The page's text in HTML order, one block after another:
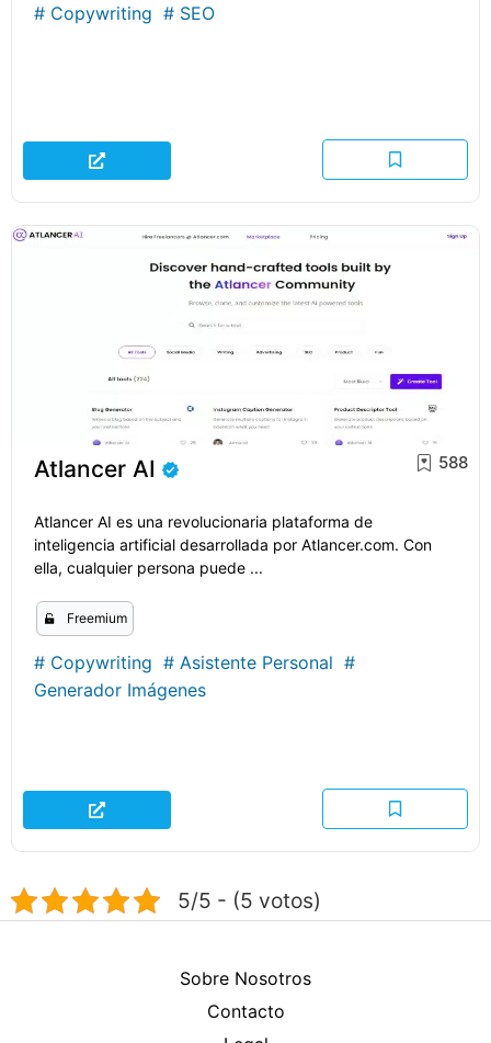
# Copywriting # SEO
Atlancer AI 588
Atlancer AI es una revolucionaria plataforma de
inteligencia artificial desarrollada por Atlancer.com. Con
ella, cualquier persona puede ...
Freemium
# Copywriting # Asistente Personal #
Generador Imágenes
5/5 - (5 votos)
Sobre Nosotros
Contacto